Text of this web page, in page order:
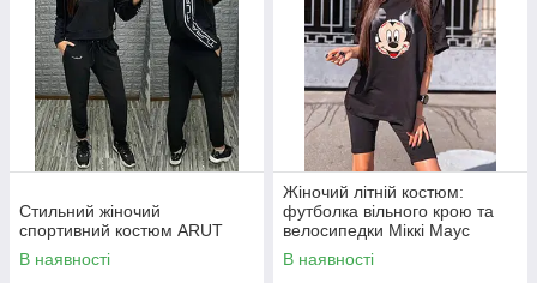
Стильний жіночий
спортивний костюм ARUT
В наявності
Жіночий літній костюм:
футболка вільного крою та
велосипедки Міккі Маус
В наявності